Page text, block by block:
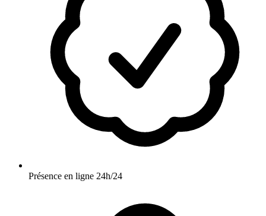
Présence en ligne 24h/24